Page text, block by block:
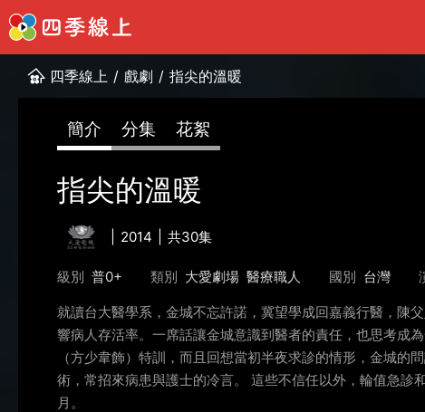
四季線上 / 戲劇 / 指尖的溫暖
簡介 分集 花絮
指尖的溫暖
2014 共30集
級別 普0+ 類別 大愛劇場 醫療職人 國別 台灣
就讀台大醫學系，金城不忘許諾，冀望學成回嘉義行醫，陳
響病人存活率。一席話讓金城意識到醫者的責任，也思考成
（方少韋飾）特訓，而且回想當初半夜求診的情形，金城
術，常招來病患與護士的冷言。 這些不信任以外，輪值急
月。